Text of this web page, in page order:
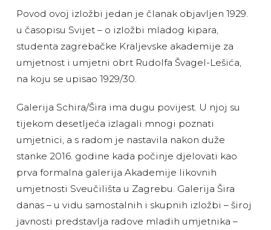
Povod ovoj izložbi jedan je članak objavljen 1929.
u časopisu Svijet – o izložbi mladog kipara,
studenta zagrebačke Kraljevske akademije za
umjetnost i umjetni obrt Rudolfa Švagel-Lešića,
na koju se upisao 1929/30.
Galerija Schira/Šira ima dugu povijest. U njoj su
tijekom desetljeća izlagali mnogi poznati
umjetnici, a s radom je nastavila nakon duže
stanke 2016. godine kada počinje djelovati kao
prva formalna galerija Akademije likovnih
umjetnosti Sveučilišta u Zagrebu. Galerija Šira
danas – u vidu samostalnih i skupnih izložbi – široj
javnosti predstavlja radove mladih umjetnika –